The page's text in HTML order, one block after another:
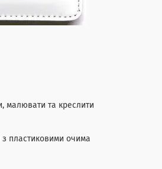
малювати та креслити
пластиковими очима